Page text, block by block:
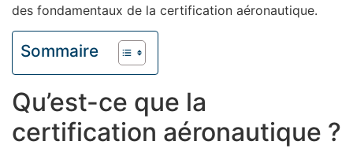
des fondamentaux de la certification aéronautique.
Sommaire
Qu’est-ce que la
certification aéronautique ?